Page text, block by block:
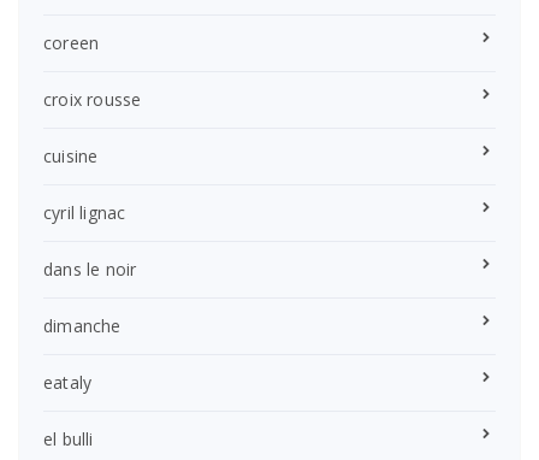
coreen
croix rousse
cuisine
cyril lignac
dans le noir
dimanche
eataly
el bulli